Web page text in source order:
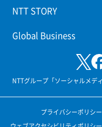
NTT STORY
Global Business
NTTグループ「ソーシャルメデ
プライバシーポリシー